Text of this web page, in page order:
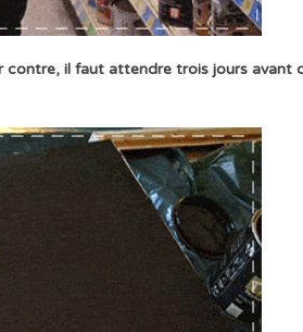
contre, il faut attendre trois jours avant